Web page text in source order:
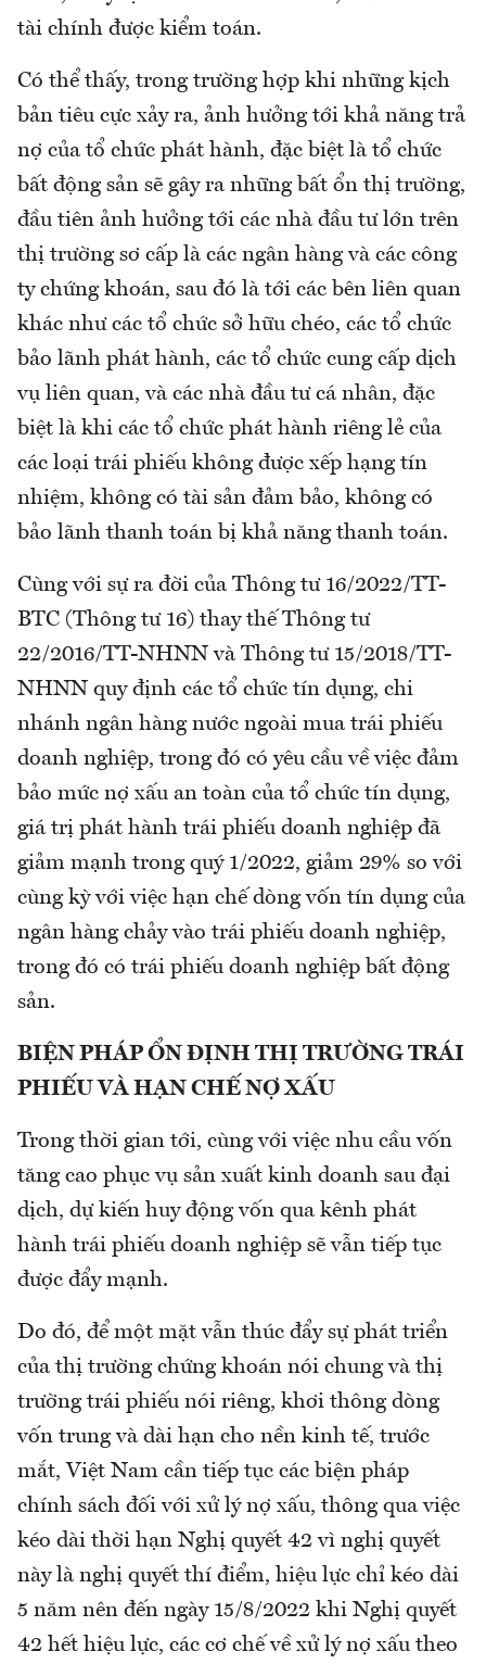
tài chính được kiểm toán.
Có thể thấy, trong trường hợp khi những kịch
bản tiêu cực xảy ra, ảnh hưởng tới khả năng trả
nợ của tổ chức phát hành, đặc biệt là tổ chức
bất động sản sẽ gây ra những bất ổn thị trường,
đầu tiên ảnh hưởng tới các nhà đầu tư lớn trên
thị trường sơ cấp là các ngân hàng và các công
ty chứng khoán, sau đó là tới các bên liên quan
khác như các tổ chức sở hữu chéo, các tổ chức
bảo lãnh phát hành, các tổ chức cung cấp dịch
vụ liên quan, và các nhà đầu tư cá nhân, đặc
biệt là khi các tổ chức phát hành riêng lẻ của
các loại trái phiếu không được xếp hạng tín
nhiệm, không có tài sản đảm bảo, không có
bảo lãnh thanh toán bị khả năng thanh toán.
Cùng với sự ra đời của Thông tư 16/2022/TT-
BTC (Thông tư 16) thay thế Thông tư
22/2016/TT-NHNN và Thông tư 15/2018/TT-
NHNN quy định các tổ chức tín dụng, chi
nhánh ngân hàng nước ngoài mua trái phiếu
doanh nghiệp, trong đó có yêu cầu về việc đảm
bảo mức nợ xấu an toàn của tổ chức tín dụng,
giá trị phát hành trái phiếu doanh nghiệp đã
giảm mạnh trong quý 1/2022, giảm 29% so với
cùng kỳ với việc hạn chế dòng vốn tín dụng của
ngân hàng chảy vào trái phiếu doanh nghiệp,
trong đó có trái phiếu doanh nghiệp bất động
sản.
BIỆN PHÁP ỔN ĐỊNH THỊ TRƯỜNG TRÁI
PHIẾU VÀ HẠN CHẾ NỢ XẤU
Trong thời gian tới, cùng với việc nhu cầu vốn
tăng cao phục vụ sản xuất kinh doanh sau đại
dịch, dự kiến huy động vốn qua kênh phát
hành trái phiếu doanh nghiệp sẽ vẫn tiếp tục
được đẩy mạnh.
Do đó, để một mặt vẫn thúc đẩy sự phát triển
của thị trường chứng khoán nói chung và thị
trường trái phiếu nói riêng, khơi thông dòng
vốn trung và dài hạn cho nền kinh tế, trước
mắt, Việt Nam cần tiếp tục các biện pháp
chính sách đối với xử lý nợ xấu, thông qua việc
kéo dài thời hạn Nghị quyết 42 vì nghị quyết
này là nghị quyết thí điểm, hiệu lực chỉ kéo dài
5 năm nên đến ngày 15/8/2022 khi Nghị quyết
42 hết hiệu lực, các cơ chế về xử lý nợ xấu theo